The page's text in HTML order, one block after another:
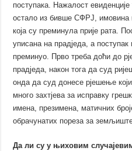
поступака. Нажалост
остало из бивше СФРЈ, имовина
која су преминула прије рата.
уписана на прадједа, а поступак
преминуо. Прво треба доћи до
прадједа, након тога да суд
онда да суд донесе рјешење
много захтјева за исправку
имена, презимена, матичних
обрачунатих пореза за
Да ли су у њиховим